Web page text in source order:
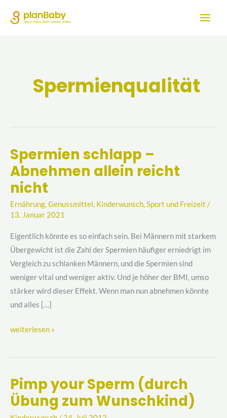
Inhalt
Spermienqualität
Spermien schlapp –
Abnehmen allein reicht
nicht
Ernährung,Genussmittel, Kinderwunsch,Sport und Freizeit /
13. Januar 2021
Eigentlich könnte es so einfach sein. Bei Männern mit starkem
Übergewicht ist die Zahl der Spermien häufiger erniedrigt im
Vergleich zu schlanken Männern, und die Spermien sind
weniger vital und weniger aktiv. Und je höher der BMI, umso
stärker wird dieser Effekt. Wenn man nun abnehmen könnte
und alles […]
Spermien
schlapp
Abnehmen
allein
nicht
weiterlesen »
Pimp your Sperm (durch
Übung zum Wunschkind)
Pimp
your